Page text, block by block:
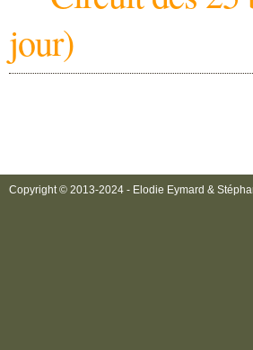
jour)
Copyright © 2013-2024 - Elodie Eymard &